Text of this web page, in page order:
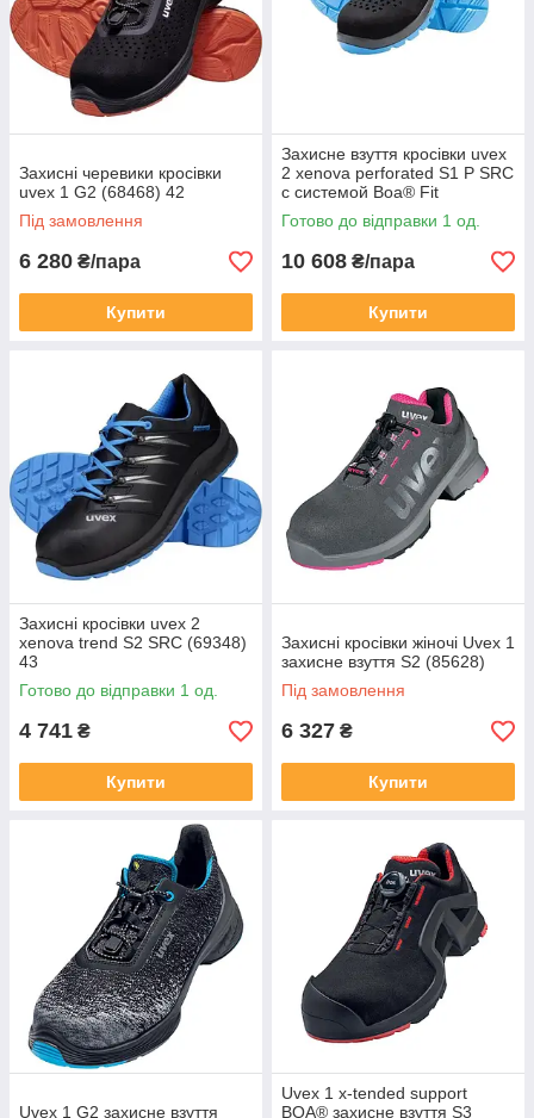
Захисні черевики кросівки
uvex 1 G2 (68468) 42
Під замовлення
6 280 ₴/пара
Купити
Захисне взуття кросівки uvex
2 xenova perforated S1 P SRC
с системой Boa® Fit
(9558243)
Готово до відправки 1 од.
10 608 ₴/пара
Купити
Захисні кросівки uvex 2
xenova trend S2 SRC (69348)
43
Готово до відправки 1 од.
4 741 ₴
Купити
Захисні кросівки жіночі Uvex 1
захисне взуття S2 (85628)
Під замовлення
6 327 ₴
Купити
Uvex 1 G2 захисне взуття
Uvex 1 x-tended support
BOA® захисне взуття S3